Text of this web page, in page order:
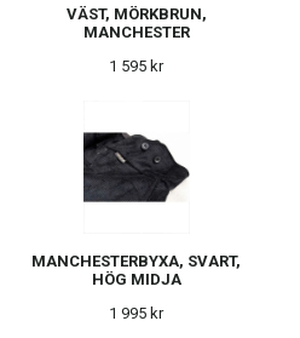
VÄST, MÖRKBRUN,
MANCHESTER
1 595 kr
MANCHESTERBYXA, SVART,
HÖG MIDJA
1 995 kr